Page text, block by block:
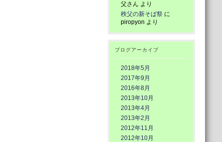
父さん より
秩父の新そば祭に
piropyon より
ブログアーカイブ
2018年5月
2017年9月
2016年8月
2013年10月
2013年4月
2013年2月
2012年11月
2012年10月